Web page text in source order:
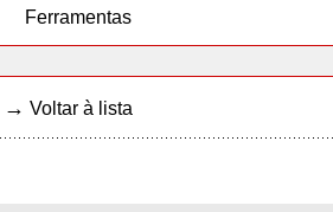
Ferramentas
→ Voltar à lista